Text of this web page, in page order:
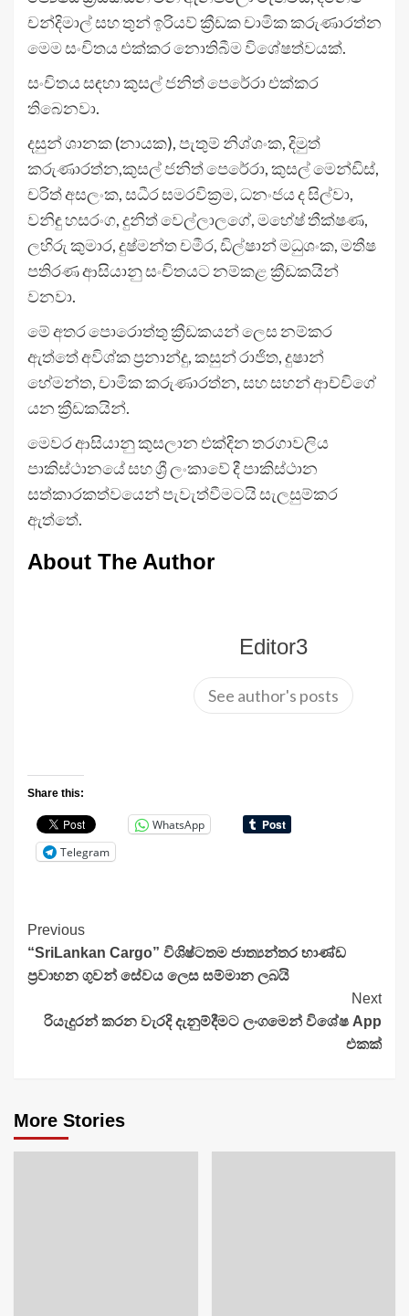
චන්දිමාල් සහ තුන් ඉරියව් ක්‍රීඩක චාමික කරුණාරත්න
මෙම සංචිතය එක්කර නොතිබීම විශේෂත්වයක්.
සංචිතය සඳහා කුසල් ජනිත් පෙරේරා එක්කර
තිබෙනවා.
දසුන් ශානක (නායක), පැතුම් නිශ්ශංක, දිමුත්
කරුණාරත්න,කුසල් ජනිත් පෙරේරා, කුසල් මෙන්ඩිස්,
චරිත් අසලංක, සධීර සමරවික්‍රම, ධනංජය ද සිල්වා,
වනිඳු හසරංග, දුනිත් වෙල්ලාලගේ, මහේෂ් තීක්ෂණ,
ලහිරු කුමාර, දුෂ්මන්ත චමීර, ඩිල්ෂාන් මධුශංක, මතීෂ
පතිරණ ආසියානු සංචිතයට නම්කළ ක්‍රීඩකයින්
වනවා.
මේ අතර පොරොත්තු ක්‍රීඩකයන් ලෙස නම්කර
ඇත්තේ අවිශ්ක ප්‍රනාන්දු, කසුන් රාජිත, දුෂාන්
හේමන්ත, චාමික කරුණාරත්න, සහ සහන් ආච්චිගේ
යන ක්‍රීඩකයින්.
මෙවර ආසියානු කුසලාන එක්දින තරගාවලිය
පාකිස්ථානයේ සහ ශ්‍රී ලංකාවේ දී පාකිස්ථාන
සත්කාරකත්වයෙන් පැවැත්වීමටයි සැලසුම්කර
ඇත්තේ.
About The Author
Editor3
See author's posts
Share this:
WhatsApp
Telegram
Continue
Reading
Previous
“SriLankan Cargo” විශිෂ්ටතම ජාත්‍යන්තර භාණ්ඩ
ප්‍රවාහන ගුවන් සේවය ලෙස සම්මාන ලබයි
Next
රියැදුරන් කරන වැරදි දැනුම්දීමට ලංගමෙන් විශේෂ App
එකක්
More Stories